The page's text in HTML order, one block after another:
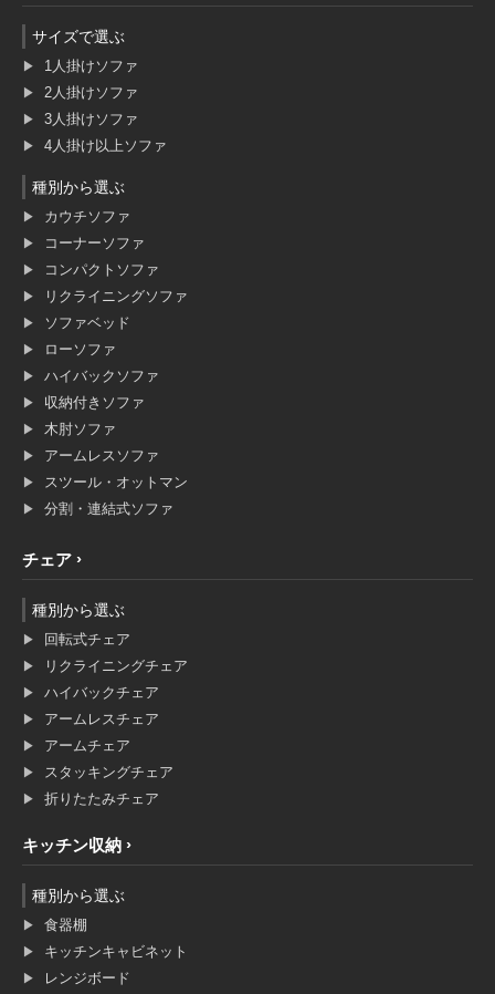
サイズで選ぶ
1人掛けソファ
2人掛けソファ
3人掛けソファ
4人掛け以上ソファ
種別から選ぶ
カウチソファ
コーナーソファ
コンパクトソファ
リクライニングソファ
ソファベッド
ローソファ
ハイバックソファ
収納付きソファ
木肘ソファ
アームレスソファ
スツール・オットマン
分割・連結式ソファ
チェア
種別から選ぶ
回転式チェア
リクライニングチェア
ハイバックチェア
アームレスチェア
アームチェア
スタッキングチェア
折りたたみチェア
キッチン収納
種別から選ぶ
食器棚
キッチンキャビネット
レンジボード